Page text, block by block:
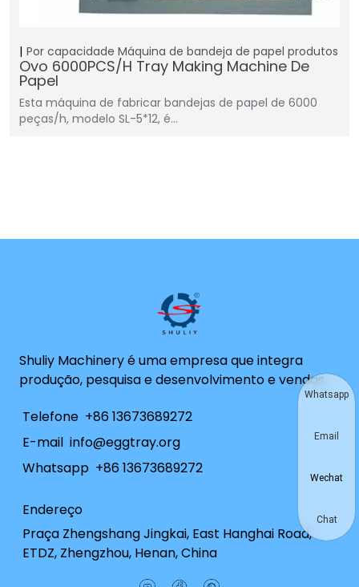
Por capacidade Máquina de bandeja de papel produtos
Ovo 6000PCS/H Tray Making Machine De
Papel
Esta máquina de fabricar bandejas de papel de 6000
peças/h, modelo SL-5*12, é…
Shuliy Machinery é uma empresa que integra
produção, pesquisa e desenvolvimento e vendas.
Telefone +86 13673689272
E-mail info@eggtray.org
Whatsapp +86 13673689272
Endereço
Praça Zhengshang Jingkai, East Hanghai Road,
ETDZ, Zhengzhou, Henan, China
Whatsapp
Email
Wechat
Chat